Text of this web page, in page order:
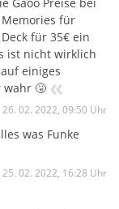
ein und
jeden
Das Finale ist
Red, wie man sie
mehr ran.
für
für 35€ ein
ist nicht wirklich
einiges
wahr 🤧 «
26. 02. 2022, 09:50 Uhr
was Funke
25. 02. 2022, 16:28 Uhr